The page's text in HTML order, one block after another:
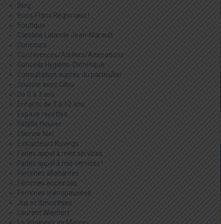
Blog
Bons Plans Régionaux !
Boutique
Caroline Lalande Jean-Marault
Concours
Conférences/Ateliers/Animations
Conseils Hygièno-Diététique
Consultation auprès du particulier
Crusine avec Cilou
De 0 à 3 ans
Enfants de 3 à 10 ans
Espace recettes
Estelle Houver
Etienne Niel
Extracteurs Kuvings
Faites appel à mes services
Faites appel à nos services !
Femmes allaitantes
Femmes enceintes
Femmes ménopausées
Jus et Smoothies
Laurent Wiemert
Le Vitaliseur de Marion